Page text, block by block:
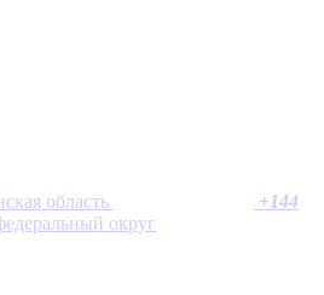
область +144
округ